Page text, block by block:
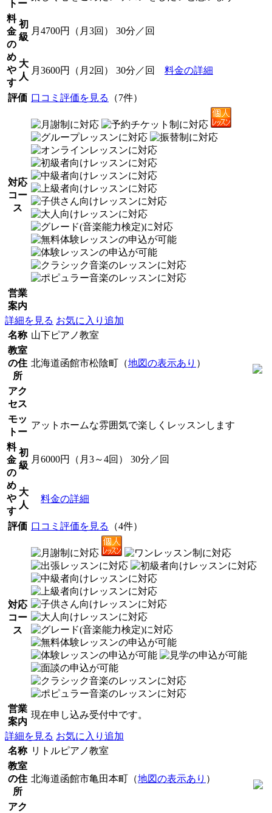
トー
料
金
の
め
や
す
初
級
月4700円（月3回） 30分／回
大
人
月3600円（月2回） 30分／回 料金の詳細
評価 口コミ評価を見る （7件）
対応
コー
ス
営業
案内
詳細を見る お気に入り追加
名称 山下ピアノ教室
教室
の住
所
北海道函館市松陰町（地図の表示あり ）
アク
セス
モッ
トー
アットホームな雰囲気で楽しくレッスンします
料
金
の
め
や
す
初
級
月6000円（月3～4回） 30分／回
大
人
料金の詳細
評価 口コミ評価を見る （4件）
対応
コー
ス
営業
案内
現在申し込み受付中です。
詳細を見る お気に入り追加
名称 リトルピアノ教室
教室
の住
所
北海道函館市亀田本町（地図の表示あり ）
アク